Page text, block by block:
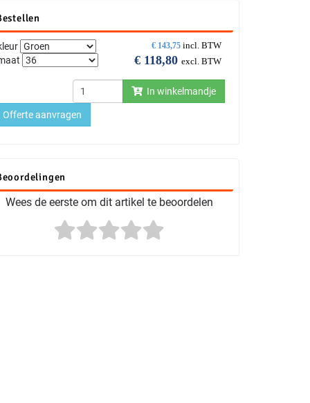
€ 143,75 incl. BTW
€ 118,80 excl. BTW
In winkelmandje
Offerte aanvragen
Wees de eerste om dit artikel te beoordelen